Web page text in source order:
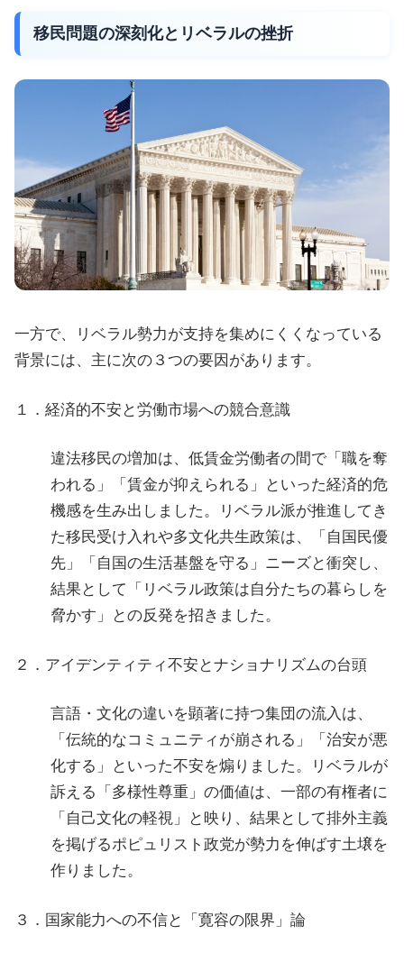
移民問題の深刻化とリベラルの挫折
一方で、リベラル勢力が支持を集めにくくなっている
背景には、主に次の３つの要因があります。
１．経済的不安と労働市場への競合意識
違法移民の増加は、低賃金労働者の間で「職を奪
われる」「賃金が抑えられる」といった経済的危
機感を生み出しました。リベラル派が推進してき
た移民受け入れや多文化共生政策は、「自国民優
先」「自国の生活基盤を守る」ニーズと衝突し、
結果として「リベラル政策は自分たちの暮らしを
脅かす」との反発を招きました。
２．アイデンティティ不安とナショナリズムの台頭
言語・文化の違いを顕著に持つ集団の流入は、
「伝統的なコミュニティが崩される」「治安が悪
化する」といった不安を煽りました。リベラルが
訴える「多様性尊重」の価値は、一部の有権者に
「自己文化の軽視」と映り、結果として排外主義
を掲げるポピュリスト政党が勢力を伸ばす土壌を
作りました。
３．国家能力への不信と「寛容の限界」論